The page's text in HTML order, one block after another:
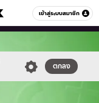
เข้าสู่ระบบสมาชิก
หมวดอื่นๆ
ตกลง